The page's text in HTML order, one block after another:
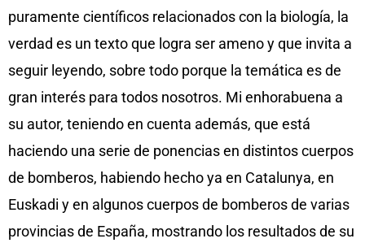
puramente científicos relacionados con la biología, la
verdad es un texto que logra ser ameno y que invita a
seguir leyendo, sobre todo porque la temática es de
gran interés para todos nosotros. Mi enhorabuena a
su autor, teniendo en cuenta además, que está
haciendo una serie de ponencias en distintos cuerpos
de bomberos, habiendo hecho ya en Catalunya, en
Euskadi y en algunos cuerpos de bomberos de varias
provincias de España, mostrando los resultados de su